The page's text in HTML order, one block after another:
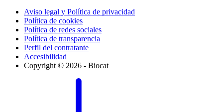
Aviso legal y Política de privacidad
Política de cookies
Política de redes sociales
Política de transparencia
Perfil del contratante
Accesibilidad
Copyright © 2026 - Biocat